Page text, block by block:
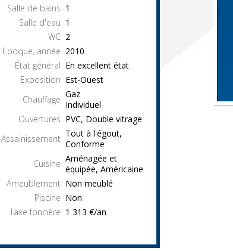
Salle de bains 1
Salle d'eau 1
WC 2
Epoque, année 2010
État général En excellent état
Exposition Est-Ouest
Chauffage Gaz
Individuel
Ouvertures PVC, Double vitrage
Assainissement Tout à l'égout,
Conforme
Cuisine Aménagée et
équipée, Américaine
Ameublement Non meublé
Piscine Non
Taxe foncière 1 313 €/an